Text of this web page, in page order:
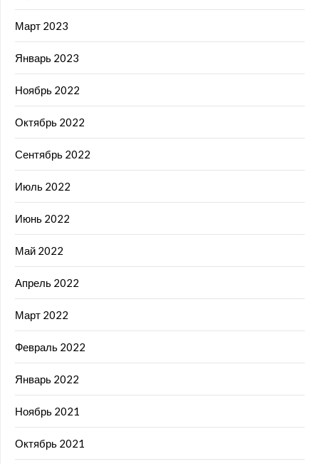
Март 2023
Январь 2023
Ноябрь 2022
Октябрь 2022
Сентябрь 2022
Июль 2022
Июнь 2022
Май 2022
Апрель 2022
Март 2022
Февраль 2022
Январь 2022
Ноябрь 2021
Октябрь 2021